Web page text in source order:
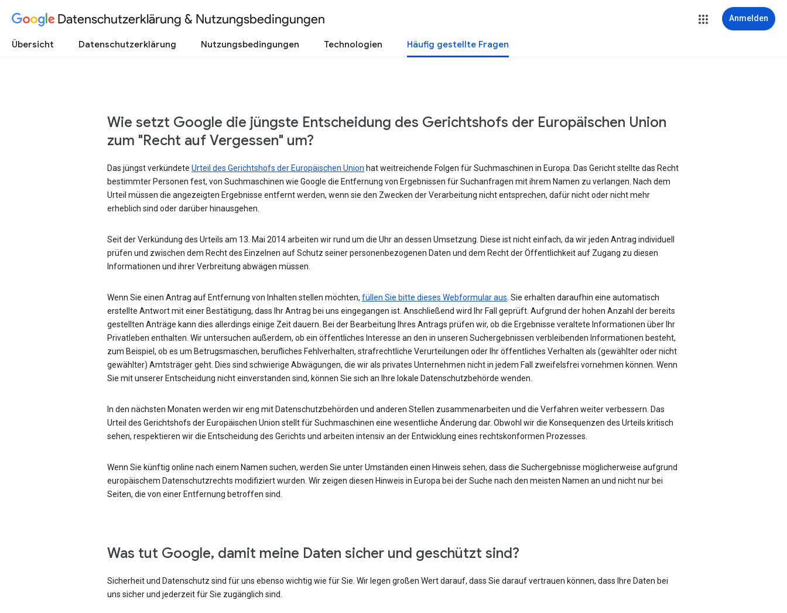
Datenschutzerklärung & Nutzungsbedingungen Anmelden
Übersicht Datenschutzerklärung Nutzungsbedingungen Technologien Häufig gestellte Fragen
Wie setzt Google die jüngste Entscheidung des Gerichtshofs der Europäischen Union
zum "Recht auf Vergessen" um?
Das jüngst verkündete Urteil des Gerichtshofs der Europäischen Union hat weitreichende Folgen für Suchmaschinen in Europa. Das Gericht stellte das Recht
bestimmter Personen fest, von Suchmaschinen wie Google die Entfernung von Ergebnissen für Suchanfragen mit ihrem Namen zu verlangen. Nach dem
Urteil müssen die angezeigten Ergebnisse entfernt werden, wenn sie den Zwecken der Verarbeitung nicht entsprechen, dafür nicht oder nicht mehr
erheblich sind oder darüber hinausgehen.
Seit der Verkündung des Urteils am 13. Mai 2014 arbeiten wir rund um die Uhr an dessen Umsetzung. Diese ist nicht einfach, da wir jeden Antrag individuell
prüfen und zwischen dem Recht des Einzelnen auf Schutz seiner personenbezogenen Daten und dem Recht der Öffentlichkeit auf Zugang zu diesen
Informationen und ihrer Verbreitung abwägen müssen.
Wenn Sie einen Antrag auf Entfernung von Inhalten stellen möchten, füllen Sie bitte dieses Webformular aus . Sie erhalten daraufhin eine automatisch
erstellte Antwort mit einer Bestätigung, dass Ihr Antrag bei uns eingegangen ist. Anschließend wird Ihr Fall geprüft. Aufgrund der hohen Anzahl der bereits
gestellten Anträge kann dies allerdings einige Zeit dauern. Bei der Bearbeitung Ihres Antrags prüfen wir, ob die Ergebnisse veraltete Informationen über Ihr
Privatleben enthalten. Wir untersuchen außerdem, ob ein öffentliches Interesse an den in unseren Suchergebnissen verbleibenden Informationen besteht,
zum Beispiel, ob es um Betrugsmaschen, berufliches Fehlverhalten, strafrechtliche Verurteilungen oder Ihr öffentliches Verhalten als (gewählter oder nicht
gewählter) Amtsträger geht. Dies sind schwierige Abwägungen, die wir als privates Unternehmen nicht in jedem Fall zweifelsfrei vornehmen können. Wenn
Sie mit unserer Entscheidung nicht einverstanden sind, können Sie sich an Ihre lokale Datenschutzbehörde wenden.
In den nächsten Monaten werden wir eng mit Datenschutzbehörden und anderen Stellen zusammenarbeiten und die Verfahren weiter verbessern. Das
Urteil des Gerichtshofs der Europäischen Union stellt für Suchmaschinen eine wesentliche Änderung dar. Obwohl wir die Konsequenzen des Urteils kritisch
sehen, respektieren wir die Entscheidung des Gerichts und arbeiten intensiv an der Entwicklung eines rechtskonformen Prozesses.
Wenn Sie künftig online nach einem Namen suchen, werden Sie unter Umständen einen Hinweis sehen, dass die Suchergebnisse möglicherweise aufgrund
europäischem Datenschutzrechts modifiziert wurden. Wir zeigen diesen Hinweis in Europa bei der Suche nach den meisten Namen an und nicht nur bei
Seiten, die von einer Entfernung betroffen sind.
Was tut Google, damit meine Daten sicher und geschützt sind?
Sicherheit und Datenschutz sind für uns ebenso wichtig wie für Sie. Wir legen großen Wert darauf, dass Sie darauf vertrauen können, dass Ihre Daten bei
uns sicher und jederzeit für Sie zugänglich sind.